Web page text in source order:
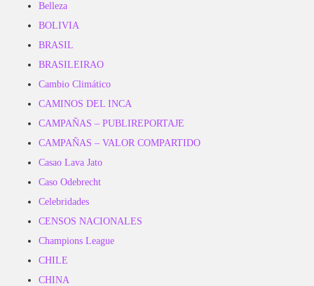
Belleza
BOLIVIA
BRASIL
BRASILEIRAO
Cambio Climático
CAMINOS DEL INCA
CAMPAÑAS – PUBLIREPORTAJE
CAMPAÑAS – VALOR COMPARTIDO
Casao Lava Jato
Caso Odebrecht
Celebridades
CENSOS NACIONALES
Champions League
CHILE
CHINA